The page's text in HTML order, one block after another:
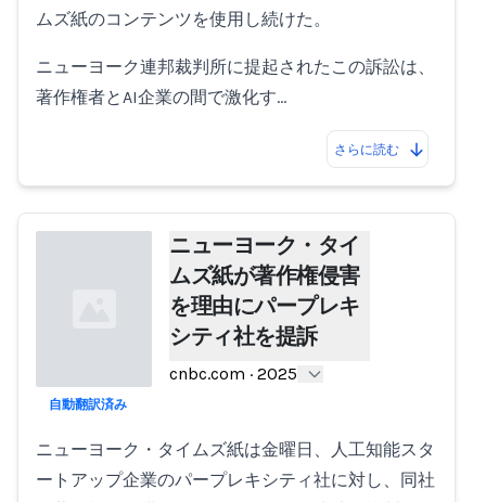
ムズ紙のコンテンツを使用し続けた。
ニューヨーク連邦裁判所に提起されたこの訴訟は、
著作権者とAI企業の間で激化す…
さらに読む
ニューヨーク・タイ
ムズ紙が著作権侵害
を理由にパープレキ
シティ社を提訴
cnbc.com · 2025
自動翻訳済み
ニューヨーク・タイムズ紙は金曜日、人工知能スタ
ートアップ企業のパープレキシティ社に対し、同社